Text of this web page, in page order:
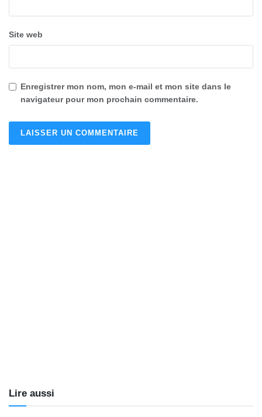
Site web
Enregistrer mon nom, mon e-mail et mon site dans le
navigateur pour mon prochain commentaire.
Lire aussi